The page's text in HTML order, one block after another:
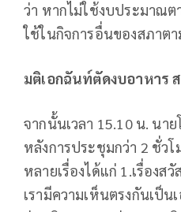
ว่า หากไม่ใช้งบประมาณต
ใช้ในกิจการอื่นของสภาต
มติเอกฉันท์ตัดงบอาหาร
จากนั้นเวลา 15.10 น. น
หลังการประชุมกว่า 2 ชั่ว
หลายเรื่องได้แก่ 1.เรื่องส
เรามีความเห็นตรงกันเป็